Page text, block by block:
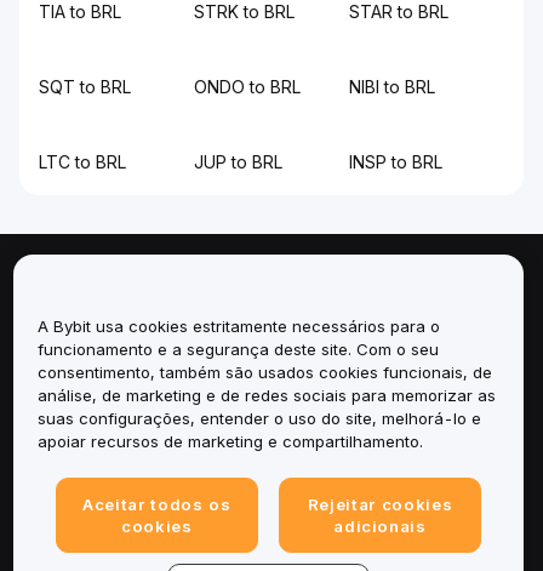
TIA to BRL STRK to BRL STAR to BRL
SQT to BRL ONDO to BRL NIBI to BRL
LTC to BRL JUP to BRL INSP to BRL
Serviços
Suporte
A Bybit usa cookies estritamente necessários para o
funcionamento e a segurança deste site. Com o seu
consentimento, também são usados cookies funcionais, de
análise, de marketing e de redes sociais para memorizar as
suas configurações, entender o uso do site, melhorá-lo e
apoiar recursos de marketing e compartilhamento.
Aceitar todos os
cookies
Rejeitar cookies
adicionais